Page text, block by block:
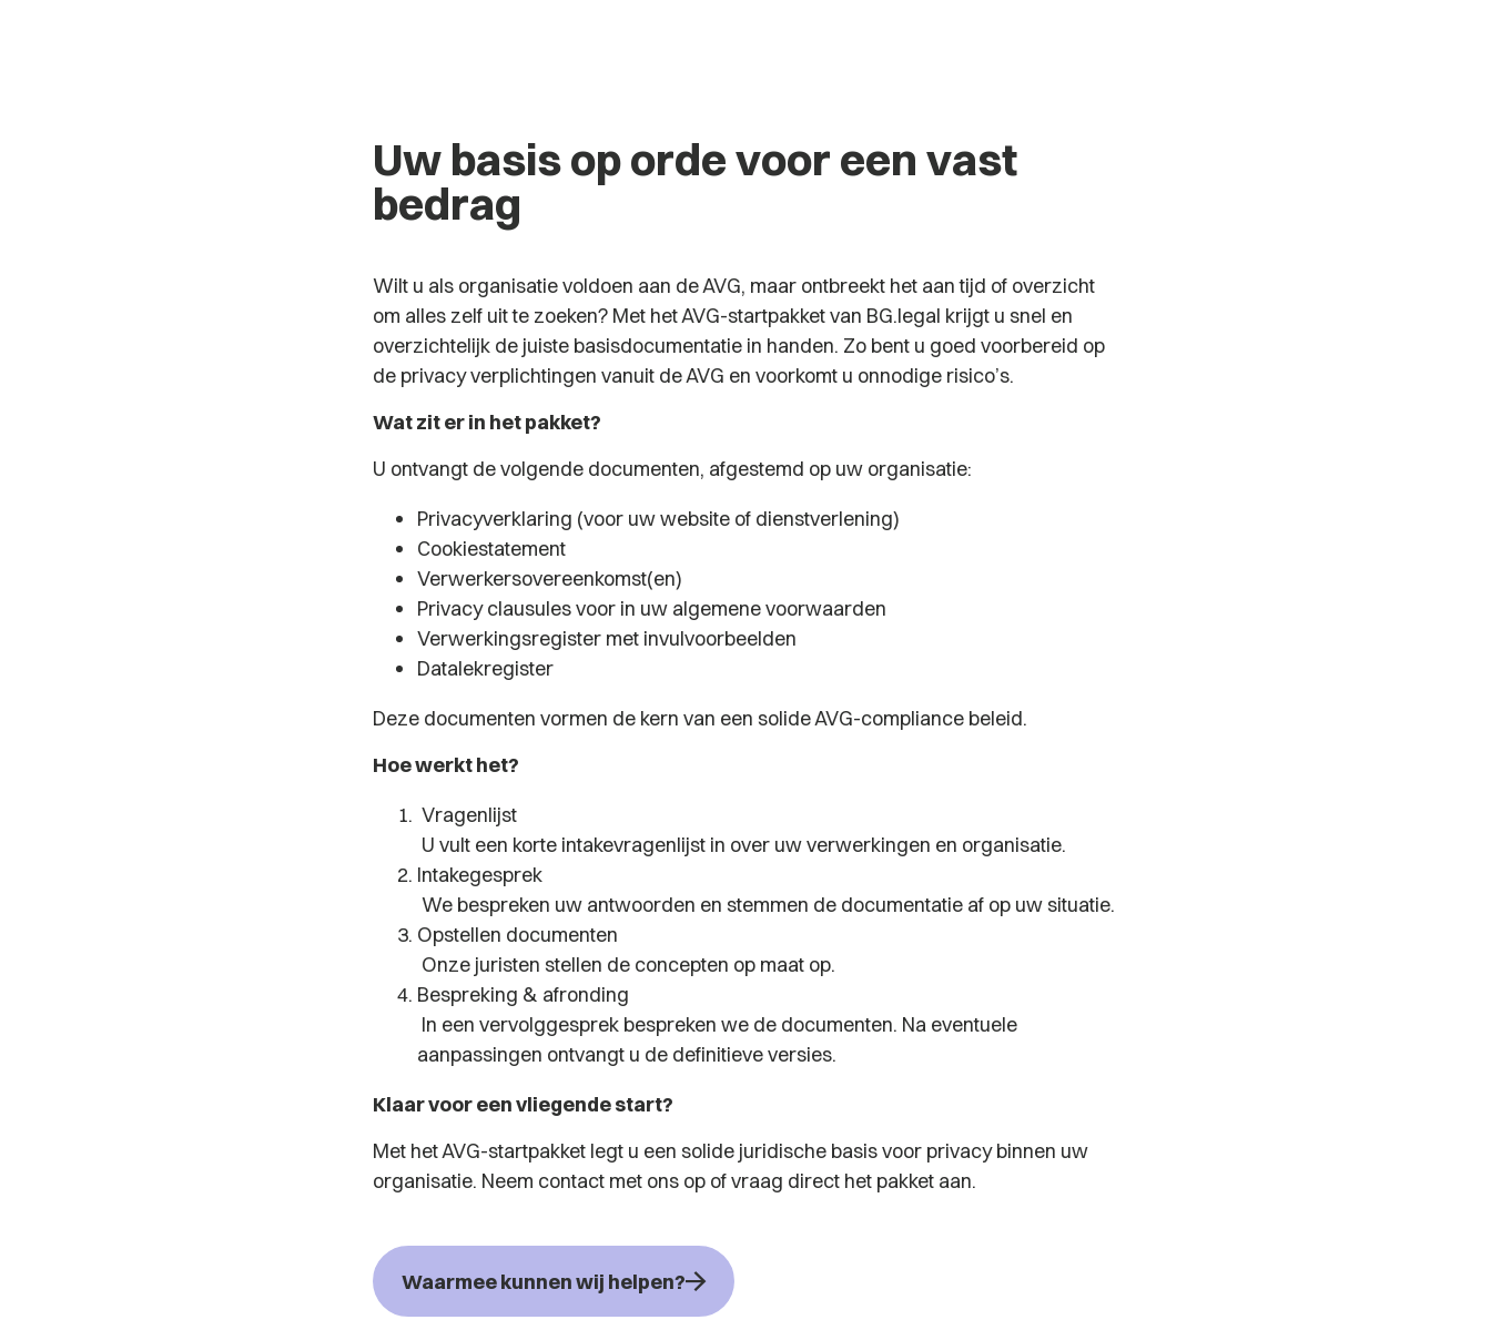
Uw basis op orde voor een vast
bedrag
Wilt u als organisatie voldoen aan de AVG, maar ontbreekt het aan tijd of overzicht
om alles zelf uit te zoeken? Met het AVG-startpakket van BG.legal krijgt u snel en
overzichtelijk de juiste basisdocumentatie in handen. Zo bent u goed voorbereid op
de privacy verplichtingen vanuit de AVG en voorkomt u onnodige risico’s.
Wat zit er in het pakket?
U ontvangt de volgende documenten, afgestemd op uw organisatie:
Privacyverklaring (voor uw website of dienstverlening)
Cookiestatement
Verwerkersovereenkomst(en)
Privacy clausules voor in uw algemene voorwaarden
Verwerkingsregister met invulvoorbeelden
Datalekregister
Deze documenten vormen de kern van een solide AVG-compliance beleid.
Hoe werkt het?
Vragenlijst
U vult een korte intakevragenlijst in over uw verwerkingen en organisatie.
Intakegesprek
We bespreken uw antwoorden en stemmen de documentatie af op uw situatie.
Opstellen documenten
Onze juristen stellen de concepten op maat op.
Bespreking & afronding
In een vervolggesprek bespreken we de documenten. Na eventuele
aanpassingen ontvangt u de definitieve versies.
Klaar voor een vliegende start?
Met het AVG-startpakket legt u een solide juridische basis voor privacy binnen uw
organisatie. Neem contact met ons op of vraag direct het pakket aan.
Waarmee kunnen wij helpen?